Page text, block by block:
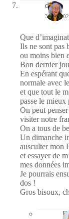
dom
31/05/
Que
Ils ne sont pas
ou moins bien
Bon dernier
En espérant
normale avec
et que tout le
passe le mieux
On peut
visiter notre
On a tous de
Un dimanche
ausculter mon
et essayer de
mes données
Je pourrais
dos !
Gros bisoux,